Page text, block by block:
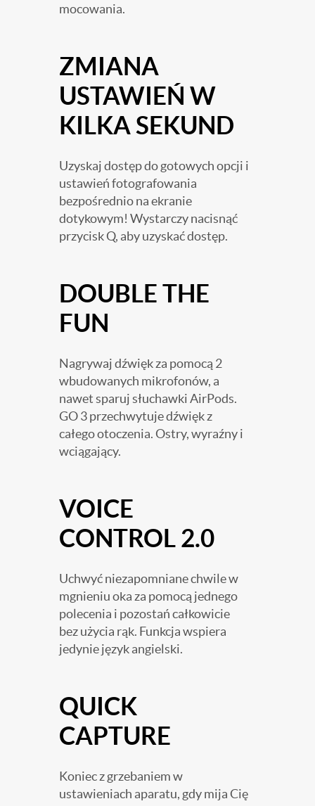
mocowania.
ZMIANA
USTAWIEŃ W
KILKA SEKUND
Uzyskaj dostęp do gotowych opcji i
ustawień fotografowania
bezpośrednio na ekranie
dotykowym! Wystarczy nacisnąć
przycisk Q, aby uzyskać dostęp.
DOUBLE THE
FUN
Nagrywaj dźwięk za pomocą 2
wbudowanych mikrofonów, a
nawet sparuj słuchawki AirPods.
GO 3 przechwytuje dźwięk z
całego otoczenia. Ostry, wyraźny i
wciągający.
VOICE
CONTROL 2.0
Uchwyć niezapomniane chwile w
mgnieniu oka za pomocą jednego
polecenia i pozostań całkowicie
bez użycia rąk. Funkcja wspiera
jedynie język angielski.
QUICK
CAPTURE
Koniec z grzebaniem w
ustawieniach aparatu, gdy mija Cię